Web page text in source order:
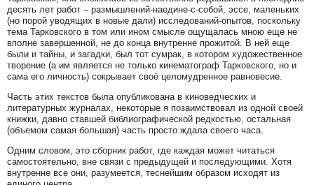
десять лет работ – размышлений-наедине-с-собой, эссе, маленьких
(но порой уводящих в новые дали) исследований-опытов, поскольку
тема Тарковского в том или ином смысле ощущалась мною еще не
вполне завершенной, не до конца внутренне прожитой. В ней еще
были и тайны, и загадки, был тот сумрак, в котором художественное
творение (а им является не только кинематограф Тарковского, но и
сама его личность) сокрывает своё целомудренное равновесие.
Часть этих текстов была опубликована в киноведческих и
литературных журналах, некоторые я позаимствовал из одной своей
книжки, давно ставшей библиографической редкостью, остальная
(объемом самая большая) часть просто ждала своего часа.
Одним словом, это сборник работ, где каждая может читаться
самостоятельно, вне связи с предыдущей и последующими. Хотя
внутренне все они, разумеется, теснейшим образом исходят из